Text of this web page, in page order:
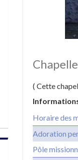
( Cette
Horaire des
Adoration
Pôle